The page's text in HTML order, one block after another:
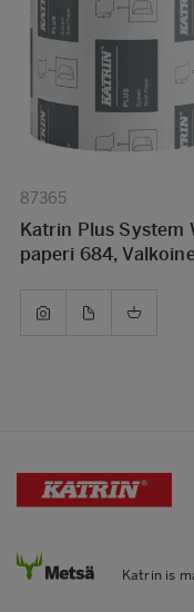
87365
Katrin Plus System
paperi 684,
Katrin is